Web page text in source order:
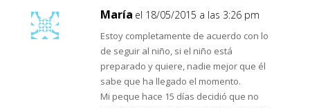
María el 18/05/2015 a las 3:26 pm
Estoy completamente de acuerdo con lo
de seguir al niño, si el niño está
preparado y quiere, nadie mejor que él
sabe que ha llegado el momento.
Mi peque hace 15 días decidió que no